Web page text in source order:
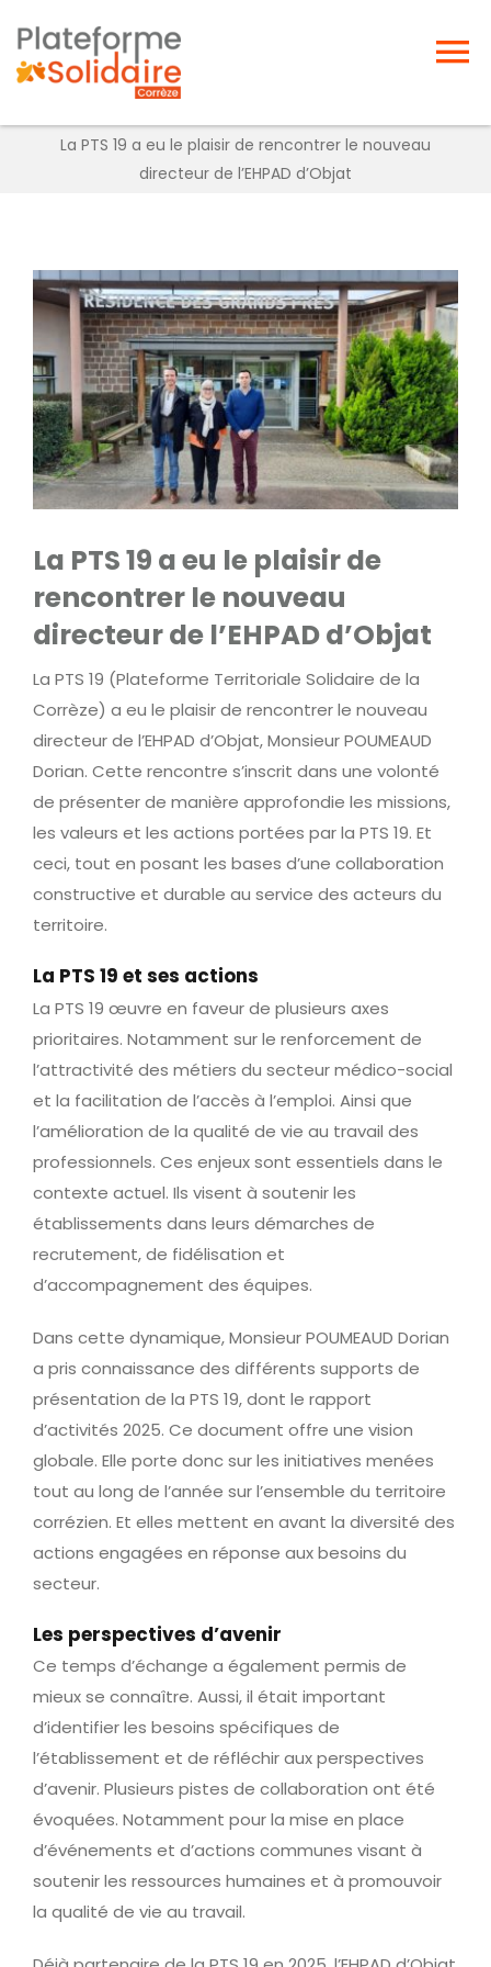
au
contenu
Accueil
Actualités
Offres d’emplois
Forum
Contactez-nous
Connexion
La PTS 19 a eu le plaisir de rencontrer le nouveau
directeur de l’EHPAD d’Objat
Voir
l'image
agrandie
La PTS 19 a eu le plaisir de
rencontrer le nouveau
directeur de l’EHPAD d’Objat
La PTS 19 (Plateforme Territoriale Solidaire de la
Corrèze) a eu le plaisir de rencontrer le nouveau
directeur de l’EHPAD d’Objat, Monsieur POUMEAUD
Dorian. Cette rencontre s’inscrit dans une volonté
de présenter de manière approfondie les missions,
les valeurs et les actions portées par la PTS 19. Et
ceci, tout en posant les bases d’une collaboration
constructive et durable au service des acteurs du
territoire.
La PTS 19 et ses actions
La PTS 19 œuvre en faveur de plusieurs axes
prioritaires. Notamment sur le renforcement de
l’attractivité des métiers du secteur médico-social
et la facilitation de l’accès à l’emploi. Ainsi que
l’amélioration de la qualité de vie au travail des
professionnels. Ces enjeux sont essentiels dans le
contexte actuel. Ils visent à soutenir les
établissements dans leurs démarches de
recrutement, de fidélisation et
d’accompagnement des équipes.
Dans cette dynamique, Monsieur POUMEAUD Dorian
a pris connaissance des différents supports de
présentation de la PTS 19, dont le rapport
d’activités 2025. Ce document offre une vision
globale. Elle porte donc sur les initiatives menées
tout au long de l’année sur l’ensemble du territoire
corrézien. Et elles mettent en avant la diversité des
actions engagées en réponse aux besoins du
secteur.
Les perspectives d’avenir
Ce temps d’échange a également permis de
mieux se connaître. Aussi, il était important
d’identifier les besoins spécifiques de
l’établissement et de réfléchir aux perspectives
d’avenir. Plusieurs pistes de collaboration ont été
évoquées. Notamment pour la mise en place
d’événements et d’actions communes visant à
soutenir les ressources humaines et à promouvoir
la qualité de vie au travail.